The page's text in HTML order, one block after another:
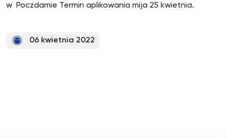
w Poczdamie Termin aplikowania mija 25 kwietnia.
06 kwietnia 2022